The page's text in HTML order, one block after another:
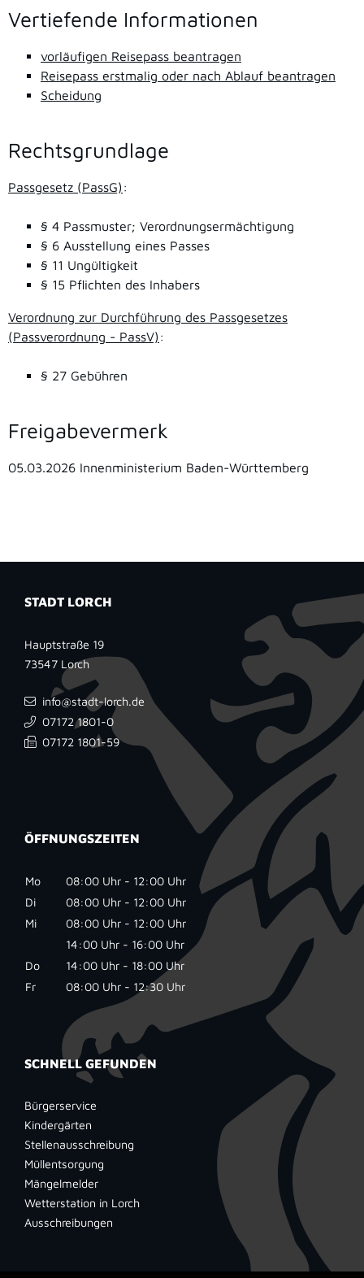
Vertiefende Informationen
vorläufigen Reisepass beantragen
Reisepass erstmalig oder nach Ablauf beantragen
Scheidung
Rechtsgrundlage
Passgesetz (PassG) :
§ 4 Passmuster; Verordnungsermächtigung
§ 6 Ausstellung eines Passes
§ 11 Ungültigkeit
§ 15 Pflichten des Inhabers
Verordnung zur Durchführung des Passgesetzes
(Passverordnung - PassV) :
§ 27 Gebühren
Freigabevermerk
05.03.2026 Innenministerium Baden-Württemberg
STADT LORCH
Hauptstraße 19
73547 Lorch
info@stadt-lorch.de
07172 1801-0
07172 1801-59
ÖFFNUNGSZEITEN
Mo
08:00 Uhr - 12:00 Uhr
Di
08:00 Uhr - 12:00 Uhr
Mi
08:00 Uhr - 12:00 Uhr
14:00 Uhr - 16:00 Uhr
Do
14:00 Uhr - 18:00 Uhr
Fr
08:00 Uhr - 12:30 Uhr
SCHNELL GEFUNDEN
Bürgerservice
Kindergärten
Stellenausschreibung
Müllentsorgung
Mängelmelder
Wetterstation in Lorch
Ausschreibungen